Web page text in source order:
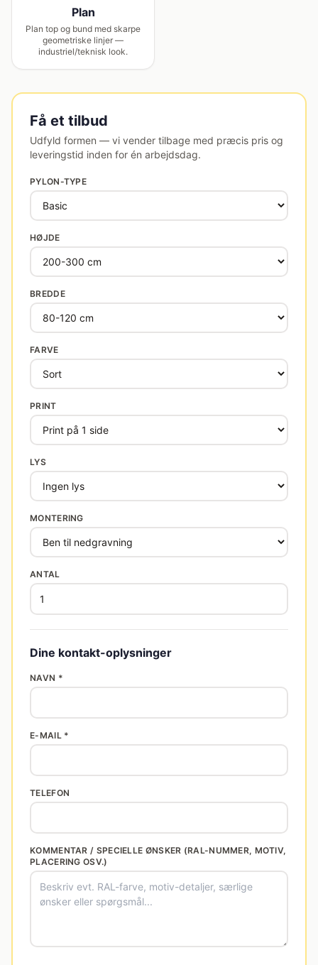
Plan
Plan top og bund med skarpe
geometriske linjer —
industriel/teknisk look.
Få et tilbud
Udfyld formen — vi vender tilbage med præcis pris og
leveringstid inden for én arbejdsdag.
PYLON-TYPE
HØJDE
BREDDE
FARVE
PRINT
LYS
MONTERING
ANTAL
Dine kontakt-oplysninger
NAVN *
E-MAIL *
TELEFON
KOMMENTAR / SPECIELLE ØNSKER (RAL-NUMMER, MOTIV,
PLACERING OSV.)